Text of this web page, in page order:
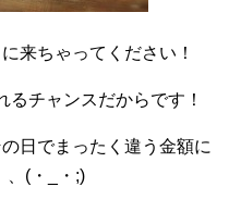
来ちゃってください！
チャンスだからです！
日でまったく違う金額に
、(・_・;)